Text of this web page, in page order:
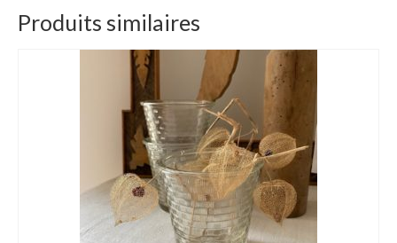
Produits similaires